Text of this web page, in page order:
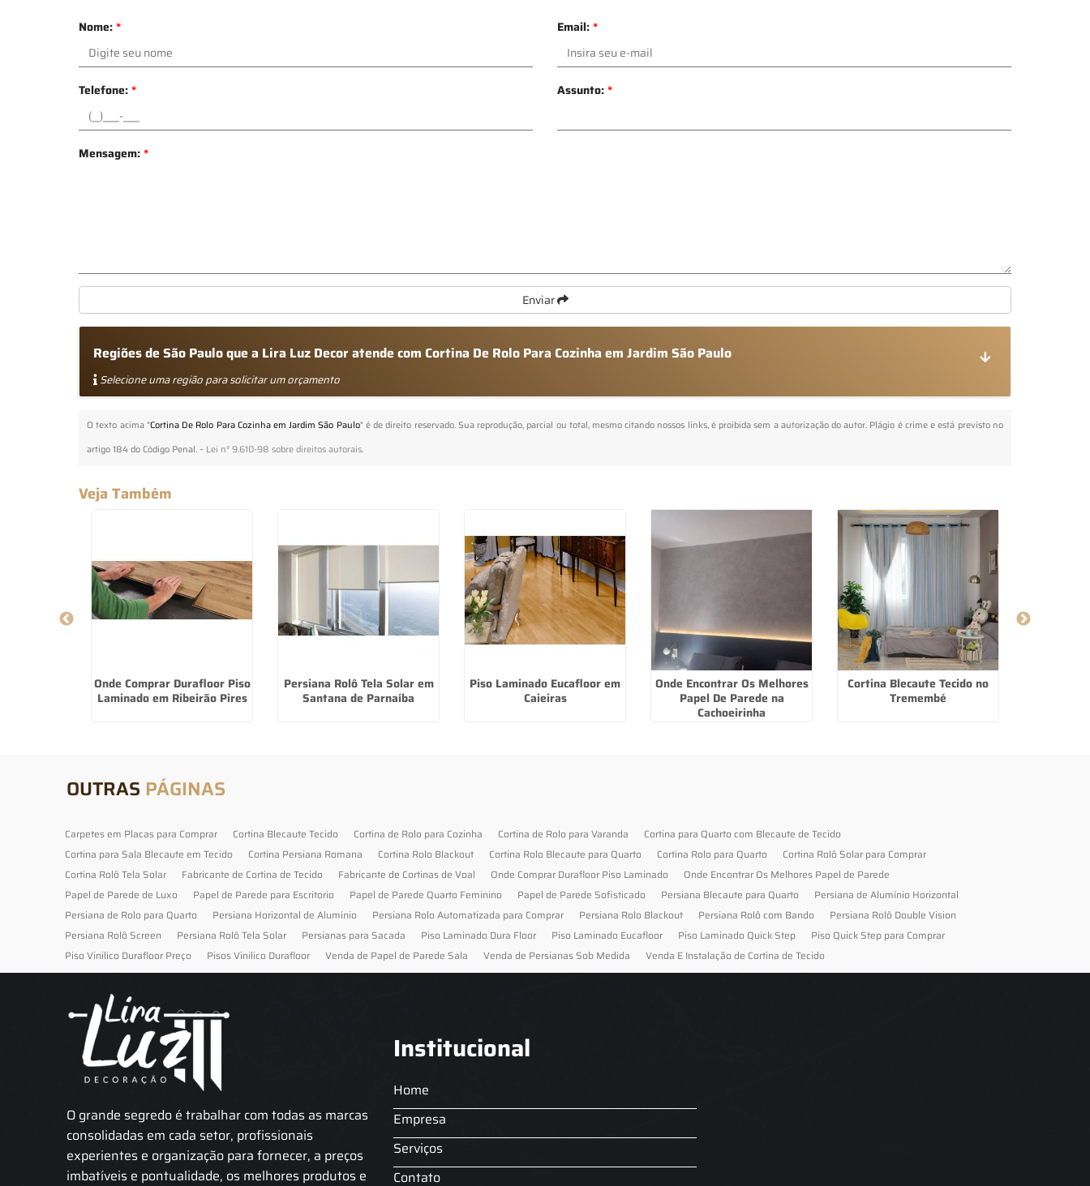
Nome:* Email:*
Telefone:* Assunto:*
Mensagem:*
Enviar
Regiões de São Paulo que a Lira Luz Decor atende com Cortina De Rolo Para Cozinha em Jardim São Paulo
Selecione uma região para solicitar um orçamento
O texto acima "Cortina De Rolo Para Cozinha em Jardim São Paulo" é de direito reservado. Sua reprodução, parcial ou total, mesmo citando nossos links, é proibida sem a autorização do autor. Plágio é crime e está previsto no
artigo 184 do Código Penal. – Lei n° 9.610-98 sobre direitos autorais.
Veja Também
Onde Comprar Durafloor Piso
Laminado em Ribeirão Pires
Persiana Rolô Tela Solar em
Santana de Parnaíba
Piso Laminado Eucafloor em
Caieiras
Onde Encontrar Os Melhores
Papel De Parede na
Cachoeirinha
Cortina Blecaute Tecido no
Tremembé
OUTRAS PÁGINAS
Carpetes em Placas para Comprar Cortina Blecaute Tecido Cortina de Rolo para Cozinha Cortina de Rolo para Varanda
Cortina para Quarto com Blecaute de Tecido
Cortina para Sala Blecaute em Tecido
Cortina Persiana Romana Cortina Rolo Blackout Cortina Rolo Blecaute para Quarto Cortina Rolo para Quarto
Cortina Rolô Solar para Comprar
Cortina Rolô Tela Solar
Fabricante de Cortina de Tecido Fabricante de Cortinas de Voal Onde Comprar Durafloor Piso Laminado
Onde Encontrar Os Melhores Papel de Parede
Papel de Parede de Luxo
Papel de Parede para Escritorio Papel de Parede Quarto Feminino Papel de Parede Sofisticado Persiana Blecaute para Quarto
Persiana de Alumínio Horizontal
Persiana de Rolo para Quarto
Persiana Horizontal de Alumínio Persiana Rolo Automatizada para Comprar Persiana Rolo Blackout Persiana Rolô com Bando
Persiana Rolô Double Vision
Persiana Rolô Screen
Persiana Rolô Tela Solar Persianas para Sacada Piso Laminado Dura Floor Piso Laminado Eucafloor Piso Laminado Quick Step
Piso Quick Step para Comprar
Piso Vinilico Durafloor Preço
Pisos Vinilico Durafloor Venda de Papel de Parede Sala Venda de Persianas Sob Medida Venda E Instalação de Cortina de Tecido
O grande segredo é trabalhar com todas as marcas
consolidadas em cada setor, profissionais
experientes e organização para fornecer, a preços
imbatíveis e pontualidade, os melhores produtos e
Institucional
Home
Empresa
Serviços
Contato